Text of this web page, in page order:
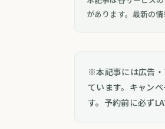
があります。最新の
※本記事には広告・
ています。キャン
す。予約前に必ず